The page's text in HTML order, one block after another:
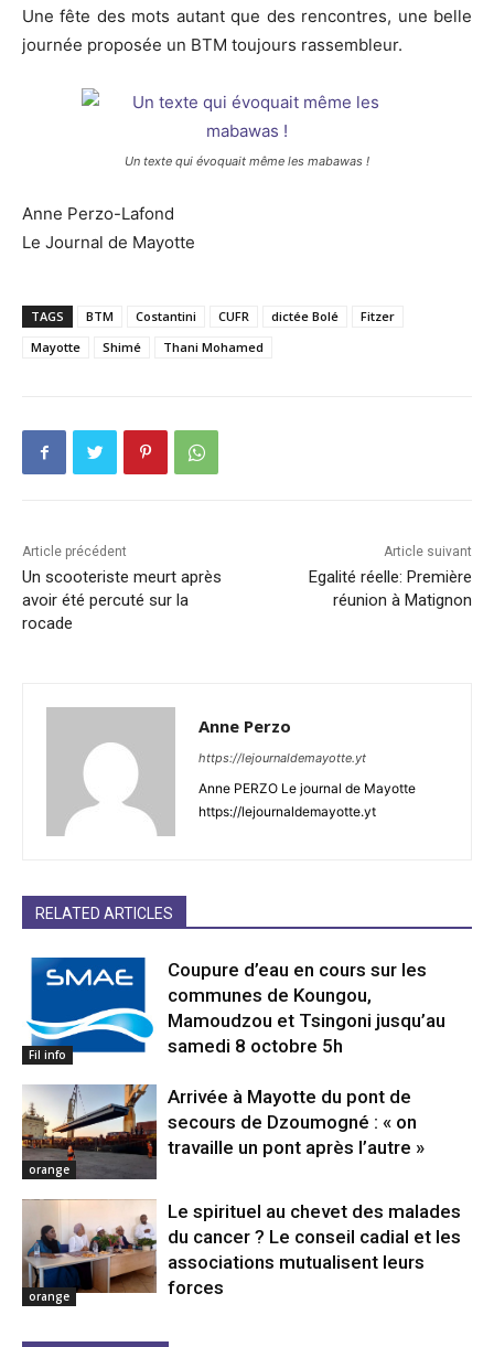
Une fête des mots autant que des rencontres, une belle
journée proposée un BTM toujours rassembleur.
Un texte qui évoquait même les mabawas !
Anne Perzo-Lafond
Le Journal de Mayotte
TAGS BTM Costantini CUFR dictée Bolé
Fitzer
Mayotte
Shimé Thani Mohamed
Article précédent
Un scooteriste meurt après
avoir été percuté sur la
rocade
Article suivant
Egalité réelle: Première
réunion à Matignon
Anne Perzo
https://lejournaldemayotte.yt
Anne PERZO Le journal de Mayotte
https://lejournaldemayotte.yt
RELATED ARTICLES
Fil info
Coupure d’eau en cours sur les
communes de Koungou,
Mamoudzou et Tsingoni jusqu’au
samedi 8 octobre 5h
orange
Arrivée à Mayotte du pont de
secours de Dzoumogné : « on
travaille un pont après l’autre »
orange
Le spirituel au chevet des malades
du cancer ? Le conseil cadial et les
associations mutualisent leurs
forces